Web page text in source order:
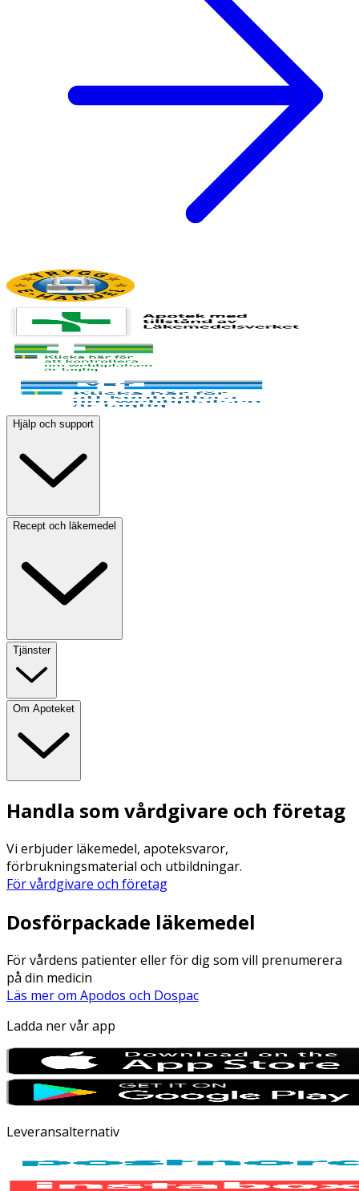
Hjälp och support
Recept och läkemedel
Tjänster
Om Apoteket
Handla som vårdgivare och företag
Vi erbjuder läkemedel, apoteksvaror,
förbrukningsmaterial och utbildningar.
För vårdgivare och företag
Dosförpackade läkemedel
För vårdens patienter eller för dig som vill prenumerera
på din medicin
Läs mer om Apodos och Dospac
Ladda ner vår app
Leveransalternativ